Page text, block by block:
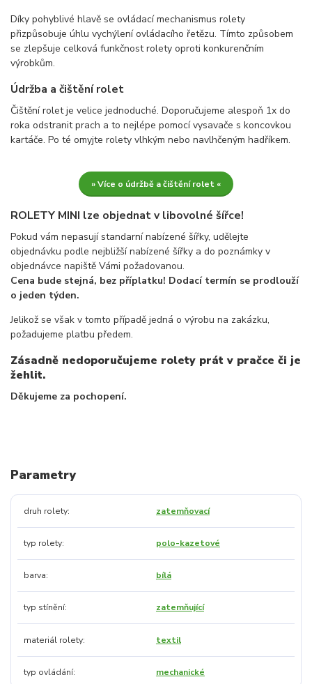
Díky pohyblivé hlavě se ovládací mechanismus rolety
přizpůsobuje úhlu vychýlení ovládacího řetězu. Tímto způsobem
se zlepšuje celková funkčnost rolety oproti konkurenčním
výrobkům.
Údržba a čištění rolet
Čištění rolet je velice jednoduché. Doporučujeme alespoň 1x do
roka odstranit prach a to nejlépe pomocí vysavače s koncovkou
kartáče. Po té omyjte rolety vlhkým nebo navlhčeným hadříkem.
» Více o údržbě a čištění rolet «
ROLETY MINI lze objednat v libovolné šířce!
Pokud vám nepasují standarní nabízené šířky, udělejte
objednávku podle nejbližší nabízené šířky a do poznámky v
objednávce napiště Vámi požadovanou.
Cena bude stejná, bez příplatku! Dodací termín se prodlouží
o jeden týden.
Jelikož se však v tomto případě jedná o výrobu na zakázku,
požadujeme platbu předem.
Zásadně nedoporučujeme rolety prát v pračce či je
žehlit.
Děkujeme za pochopení.
Parametry
druh rolety zatemňovací
typ rolety polo-kazetové
barva bílá
typ stínění zatemňující
materiál rolety textil
typ ovládání mechanické